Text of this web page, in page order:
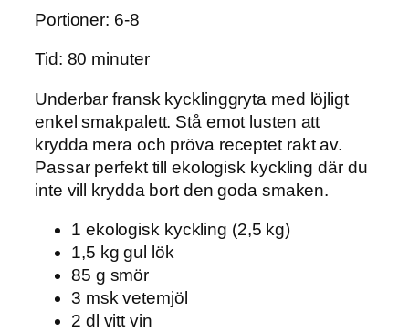
Portioner: 6-8
Tid: 80 minuter
Underbar fransk kycklinggryta med löjligt
enkel smakpalett. Stå emot lusten att
krydda mera och pröva receptet rakt av.
Passar perfekt till ekologisk kyckling där du
inte vill krydda bort den goda smaken.
1 ekologisk kyckling (2,5 kg)
1,5 kg gul lök
85 g smör
3 msk vetemjöl
2 dl vitt vin